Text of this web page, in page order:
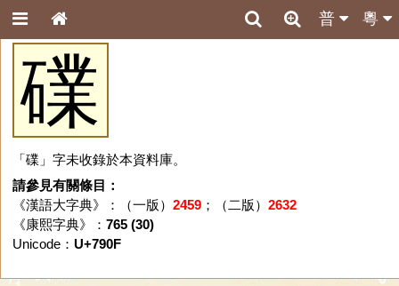
粵
普
礏
「礏」字未收錄於本資料庫。
請參見有關條目：
《漢語大字典》：（一版） 2459；（二版） 2632
《康熙字典》： 765 (30)
Unicode： U+790F